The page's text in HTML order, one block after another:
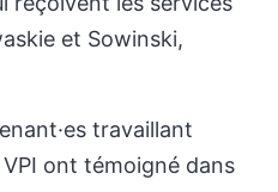
et Sowinski,
travaillant
ont témoigné dans